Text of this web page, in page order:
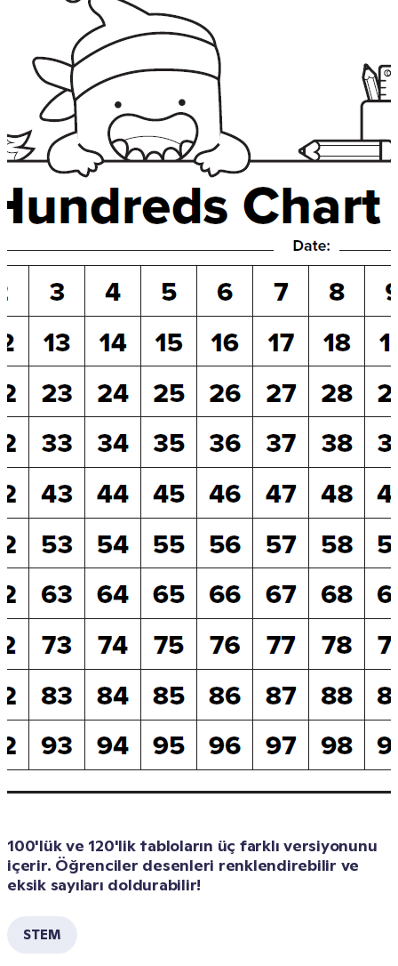
100'lük ve 120'lik tabloların üç farklı versiyonunu
içerir. Öğrenciler desenleri renklendirebilir ve
eksik sayıları doldurabilir!
STEM